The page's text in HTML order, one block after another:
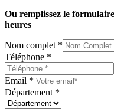
Ou remplissez le
heures
Nom complet *
Téléphone *
Email *
Département *